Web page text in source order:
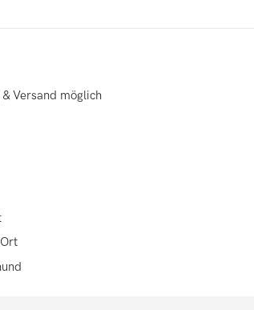
Versand möglich